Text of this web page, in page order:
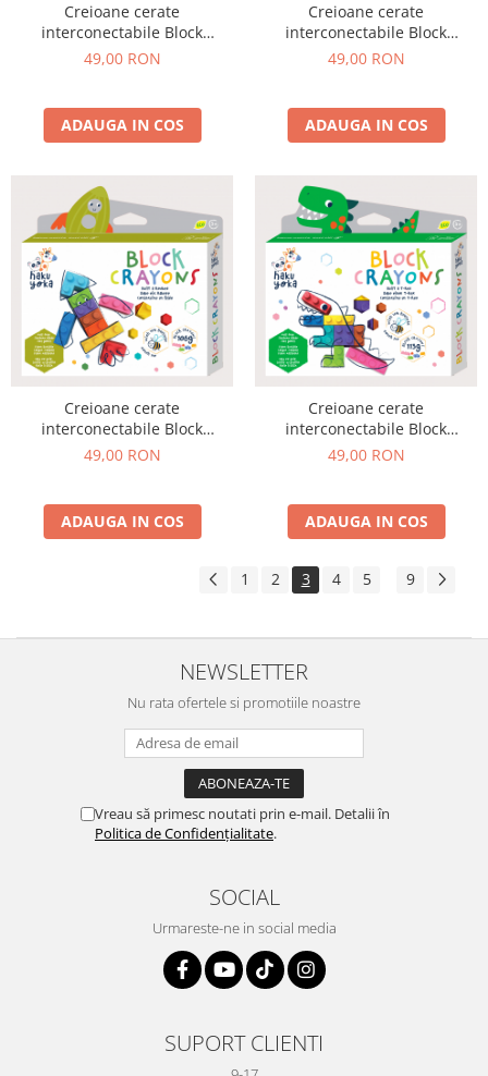
Creioane cerate
interconectabile Block
Crayons - Autobuz Scolar,
49,00 RON
ADAUGA IN COS
Creioane cerate
interconectabile Block
Crayons - Elicopter, Haku Yoka
49,00 RON
ADAUGA IN COS
Creioane cerate
interconectabile Block
Crayons - Racheta, Haku Yoka
49,00 RON
ADAUGA IN COS
Creioane cerate
interconectabile Block
Crayons - Dinozaur T-Rex,
49,00 RON
ADAUGA IN COS
1 2 3 4 5 9
NEWSLETTER
Nu rata ofertele si promotiile noastre
Vreau să primesc noutati prin e-mail. Detalii în
Politica de Confidențialitate.
SOCIAL
Urmareste-ne in social media
SUPORT CLIENTI